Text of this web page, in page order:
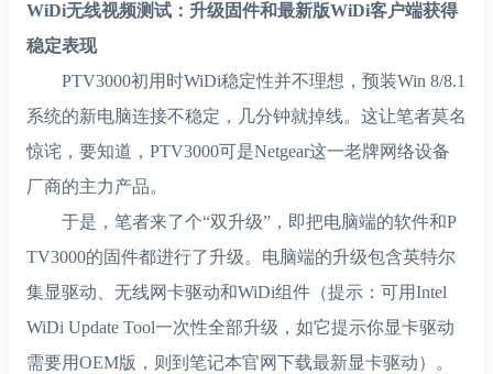
WiDi无线视频测试：升级固件和最新版WiDi客户端获得
稳定表现
PTV3000初用时WiDi稳定性并不理想，预装Win 8/8.1
系统的新电脑连接不稳定，几分钟就掉线。这让笔者莫名
惊诧，要知道，PTV3000可是Netgear这一老牌网络设备
厂商的主力产品。
于是，笔者来了个“双升级”，即把电脑端的软件和P
TV3000的固件都进行了升级。电脑端的升级包含英特尔
集显驱动、无线网卡驱动和WiDi组件（提示：可用Intel
WiDi Update Tool一次性全部升级，如它提示你显卡驱动
需要用OEM版，则到笔记本官网下载最新显卡驱动）。